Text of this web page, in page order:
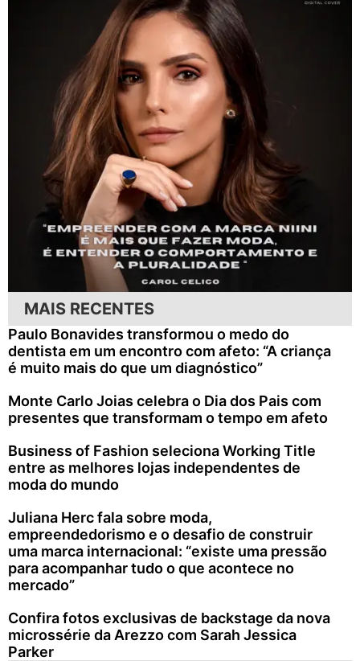
MAIS RECENTES
Paulo Bonavides transformou o medo do
dentista em um encontro com afeto: “A criança
é muito mais do que um diagnóstico”
Monte Carlo Joias celebra o Dia dos Pais com
presentes que transformam o tempo em afeto
Business of Fashion seleciona Working Title
entre as melhores lojas independentes de
moda do mundo
Juliana Herc fala sobre moda,
empreendedorismo e o desafio de construir
uma marca internacional: “existe uma pressão
para acompanhar tudo o que acontece no
mercado”
Confira fotos exclusivas de backstage da nova
microssérie da Arezzo com Sarah Jessica
Parker